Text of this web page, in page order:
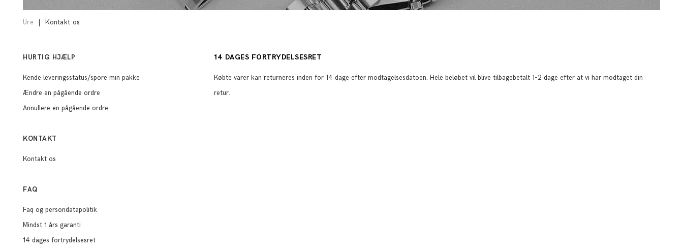
Ure Kontakt os
HURTIG HJÆLP
Kende leveringsstatus/spore min pakke
Ændre en pågående ordre
Annullere en pågående ordre
KONTAKT
Kontakt os
FAQ
Faq og persondatapolitik
Mindst 1 års garanti
14 dages fortrydelsesret
14 DAGES FORTRYDELSESRET
Købte varer kan returneres inden for 14 dage efter modtagelsesdatoen. Hele beløbet vil blive tilbagebetalt 1-2 dage efter at vi har modtaget din
retur.